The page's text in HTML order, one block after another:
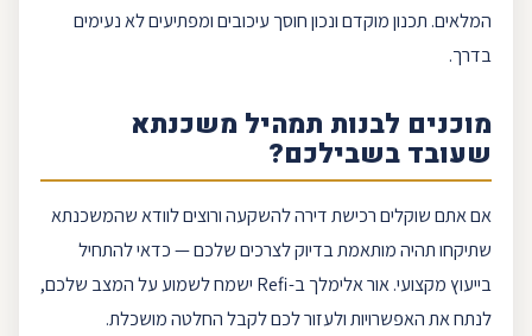
המלאים. תכנון מוקדם ונכון חוסך עיכובים ומפתיעים לא נעימים
בדרך.
מוכנים לבנות תמהיל משכנתא
שעובד בשבילכם?
אם אתם שוקליםרכישת דירהלהשקעה ורוצים לוודא שהמשכנתא
שתיקחו תהיה מותאמת בדיוק לצרכים שלכם — כדאי להתחיל
בייעוץ מקצועי. אור אלימלך ב-Refi ישמח לשמוע על המצב שלכם,
לנתח את האפשרויות ולעזור לכם לקבל החלטה מושכלת.